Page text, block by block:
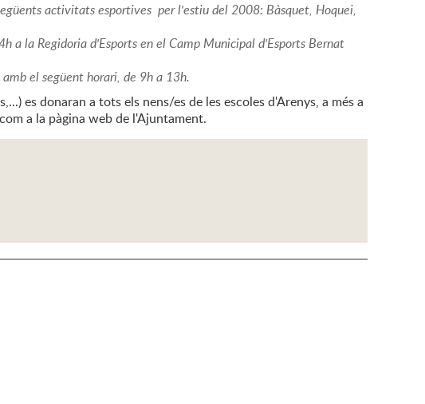
activitats esportives per l'estiu del 2008: Bàsquet, Hoquei,
a la Regidoria d'Esports en el Camp Municipal d'Esports Bernat
el següent horari, de 9h a 13h.
es donaran a tots els nens/es de les escoles d'Arenys, a més a
a la pàgina web de l'Ajuntament.